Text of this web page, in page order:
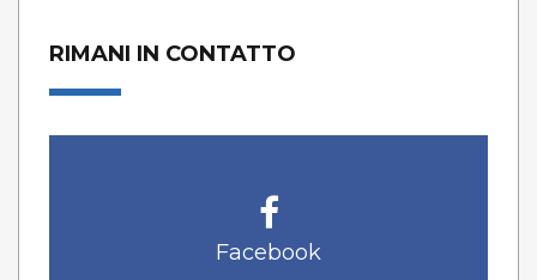
RIMANI IN CONTATTO
Facebook